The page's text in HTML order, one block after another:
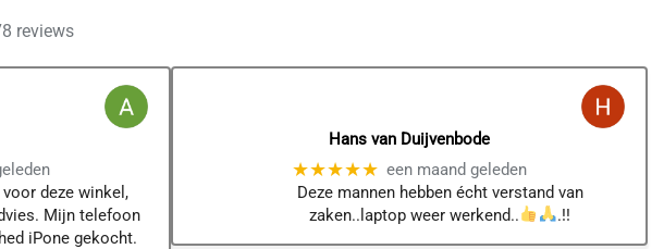
reviews
deze winkel,
Mijn telefoon
iPone gekocht.
Hans van Duijvenbode
★★★★★ een maand geleden
Deze mannen hebben écht verstand van
zaken..laptop weer werkend..
.!!